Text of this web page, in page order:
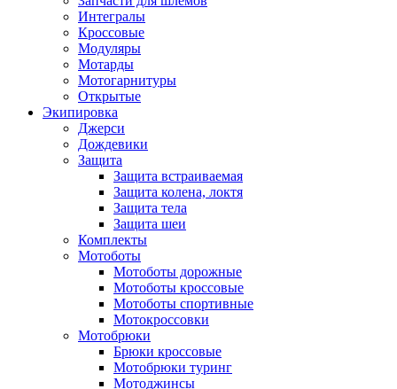
Интегралы
Кроссовые
Модуляры
Мотарды
Мотогарнитуры
Открытые
Экипировка
Джерси
Дождевики
Защита
Защита встраиваемая
Защита колена, локтя
Защита тела
Защита шеи
Комплекты
Мотоботы
Мотоботы дорожные
Мотоботы кроссовые
Мотоботы спортивные
Мотокроссовки
Мотобрюки
Брюки кроссовые
Мотобрюки туринг
Мотоджинсы